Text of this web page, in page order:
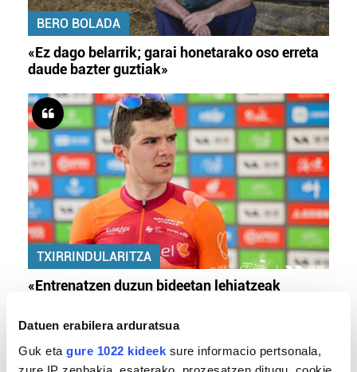
Datuen erabilera arduratsua
Guk eta gure 1022 kideek sure informacio pertsonala,
BERO BOLADA
«Ez dago belarrik; garai honetarako oso erreta
daude bazter guztiak»
TXIRRINDULARITZA
«Entrenatzen duzun bideetan lehiatzeak